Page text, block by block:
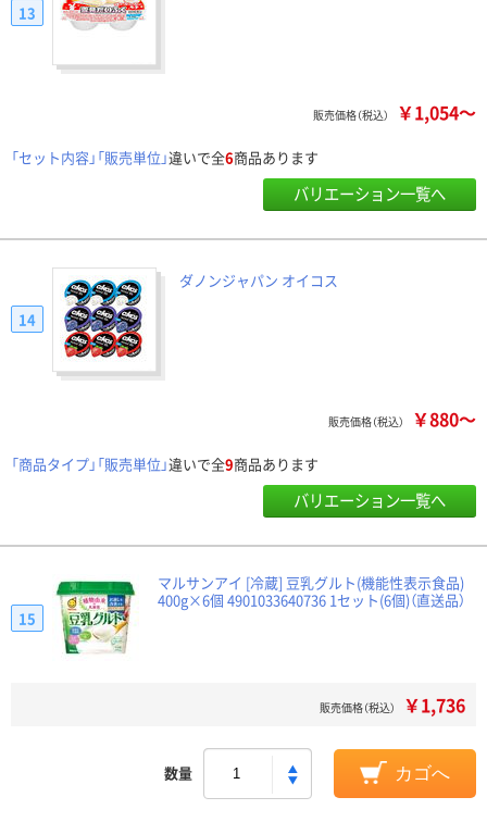
13
販売価格（税込） ￥1,054～
「セット内容」「販売単位」違いで全6商品あります
バリエーション一覧へ
ダノンジャパン オイコス
14
販売価格（税込） ￥880～
「商品タイプ」「販売単位」違いで全9商品あります
バリエーション一覧へ
マルサンアイ [冷蔵] 豆乳グルト(機能性表示食品)
400g×6個 4901033640736 1セット(6個)（直送品）
15
販売価格（税込） ￥1,736
数量 カゴへ